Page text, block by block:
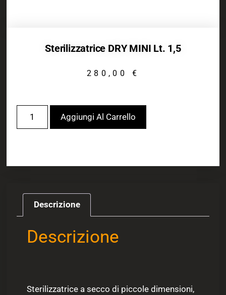
Sterilizzatrice DRY MINI Lt. 1,5
280,00 €
Aggiungi Al Carrello
Descrizione
Descrizione
Sterilizzatrice a secco di piccole dimensioni,